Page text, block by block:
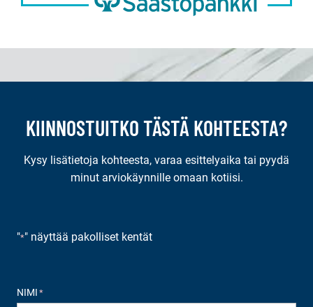
KIINNOSTUITKO TÄSTÄ KOHTEESTA?
Kysy lisätietoja kohteesta, varaa esittelyaika tai pyydä
minut arviokäynnille omaan kotiisi.
"*" näyttää pakolliset kentät
NIMI *